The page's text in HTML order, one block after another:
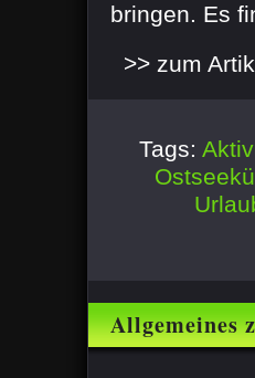
bringen. Es
>> zum
Tags:
Allgemeines